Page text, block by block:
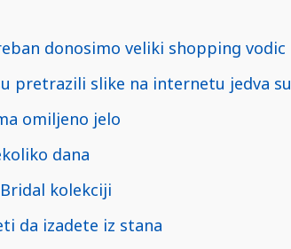
donosimo veliki shopping vodic
pretrazili slike na internetu jedva su
omiljeno jelo
dana
kolekciji
da izadete iz stana